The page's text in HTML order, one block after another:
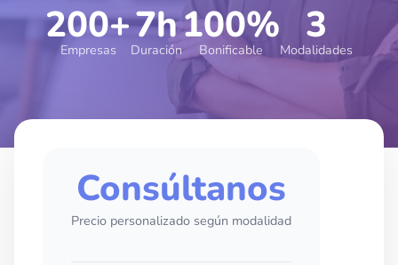
200+
Empresas
7h
Duración
100%
Bonificable
3
Modalidades
Consúltanos
Precio personalizado según modalidad